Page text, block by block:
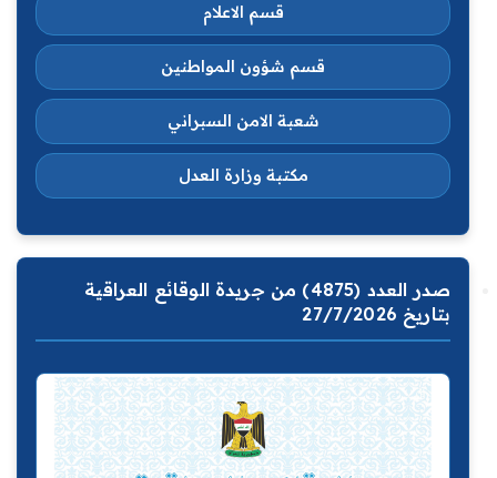
قسم الاعلام
قسم شؤون المواطنين
شعبة الامن السبراني
مكتبة وزارة العدل
صدر العدد (4875) من جريدة الوقائع العراقية
بتاريخ 27/7/2026